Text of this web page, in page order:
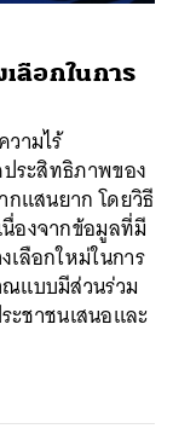
ลือกในการ
ามไร้
ระสิทธิภาพของ
กแสนยาก โดยวิธี
องจากข้อมูลที่มี
เลือกใหม่ในการ
แบบมีส่วนร่วม
ะชาชนเสนอและ